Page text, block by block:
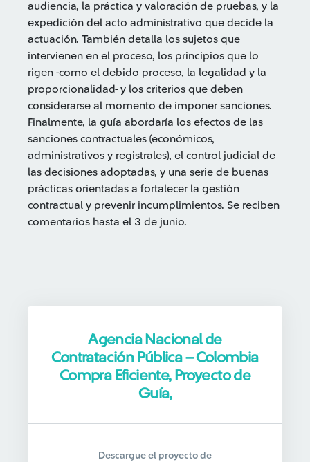
audiencia, la práctica y valoración de pruebas, y la
expedición del acto administrativo que decide la
actuación. También detalla los sujetos que
intervienen en el proceso, los principios que lo
rigen -como el debido proceso, la legalidad y la
proporcionalidad- y los criterios que deben
considerarse al momento de imponer sanciones.
Finalmente, la guía abordaría los efectos de las
sanciones contractuales (económicos,
administrativos y registrales), el control judicial de
las decisiones adoptadas, y una serie de buenas
prácticas orientadas a fortalecer la gestión
contractual y prevenir incumplimientos. Se reciben
comentarios hasta el 3 de junio.
Agencia Nacional de
Contratación Pública – Colombia
Compra Eficiente, Proyecto de
Guía,
Descargue el proyecto de